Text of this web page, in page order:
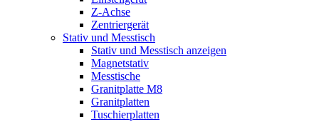
Z-Achse
Zentriergerät
Stativ und Messtisch
Stativ und Messtisch anzeigen
Magnetstativ
Messtische
Granitplatte M8
Granitplatten
Tuschierplatten